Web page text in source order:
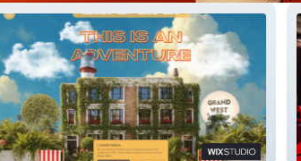
Grand West Pre-Prep | London
Nursery